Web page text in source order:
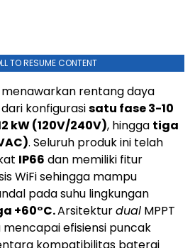
TO RESUME CONTENT
rentang daya
konfigurasisatu fase 3-10
kW (120V/240V), hingga tiga
. Seluruh produk ini telah
IP66 dan memiliki fitur
WiFi sehingga mampu
pada suhu lingkungan
+60°C.Arsitekturdual MPPT
efisiensi puncak